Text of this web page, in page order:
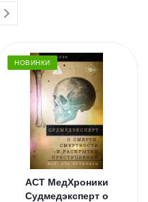
НОВИНКИ
АСТ МедХроники
Судмедэксперт о